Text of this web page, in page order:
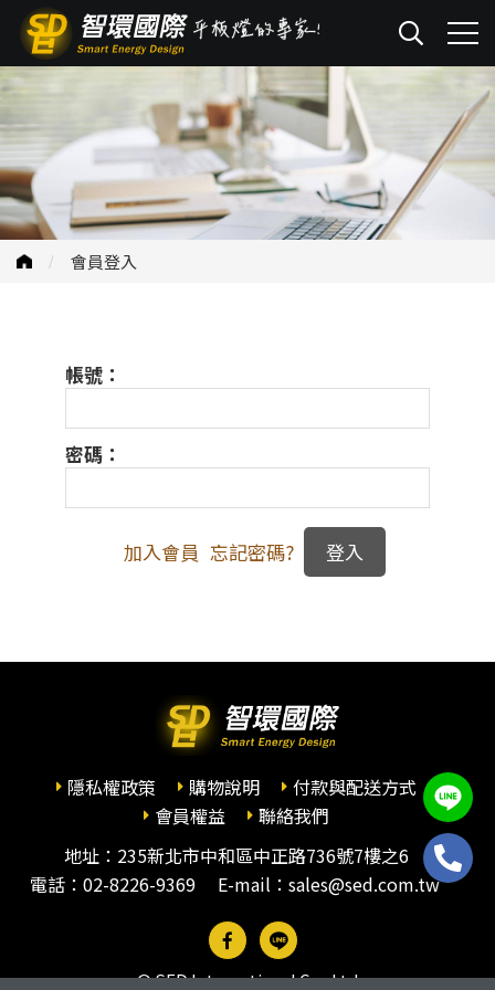
會員登入
帳號：
密碼：
加入會員 忘記密碼?
隱私權政策 購物說明
付款與配送方式
會員權益
聯絡我們
地址：235新北市中和區中正路736號7樓之6
電話： 02-8226-9369 E-mail：sales@sed.com.tw
© SED International Co., Ltd